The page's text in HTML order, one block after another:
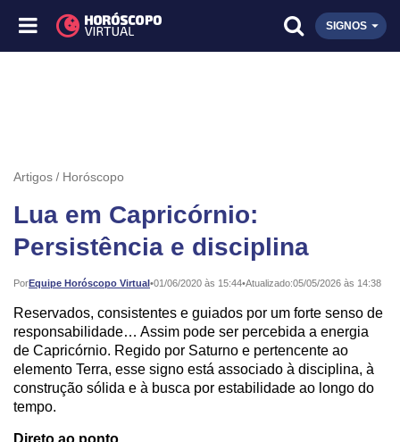
SIGNOS
Artigos Horóscopo
Lua em Capricórnio:
Persistência e disciplina
PorEquipe Horóscopo Virtual•
Publicado: 01/06/2020 às 15:44•Atualizado:05/05/2026 às 14:38
Reservados, consistentes e guiados por um forte senso de
responsabilidade… Assim pode ser percebida a energia
de Capricórnio. Regido por Saturno e pertencente ao
elemento Terra, esse signo está associado à disciplina, à
construção sólida e à busca por estabilidade ao longo do
tempo.
Direto ao ponto